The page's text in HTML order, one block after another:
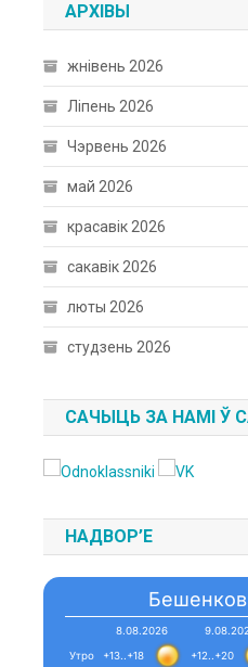
АРХІВЫ
жнівень 2026
Ліпень 2026
Чэрвень 2026
май 2026
красавік 2026
сакавік 2026
люты 2026
студзень 2026
САЧЫЦЬ ЗА НАМІ Ў
НАДВОР’Е
8.08.2026
+13..+18 +12..+20
Утро